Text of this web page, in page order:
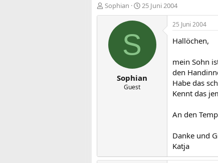
E
r
Sophian
E
r
s
t
a
25 Juni 2004
S
Sophian
Guest
25 Juni 2004
Hallöchen,
mein Sohn
den
Habe das
Kennt das
An den
Danke und
Katja